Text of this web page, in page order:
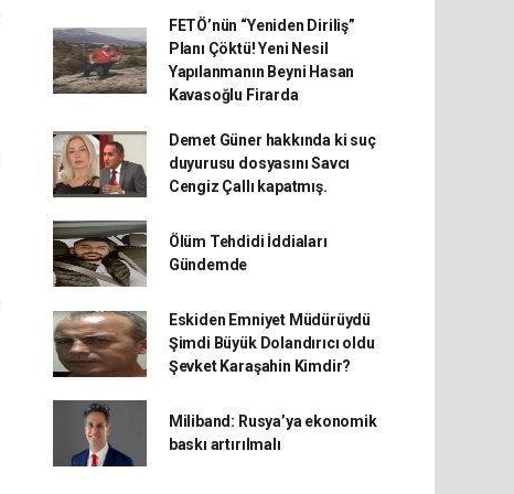
FETÖ’nün “Yeniden Diriliş”
Planı Çöktü! Yeni Nesil
Yapılanmanın Beyni Hasan
Kavasoğlu Firarda
Demet Güner hakkında ki suç
duyurusu dosyasını Savcı
Cengiz Çallı kapatmış.
Ölüm Tehdidi İddiaları
Gündemde
Eskiden Emniyet Müdürüydü
Şimdi Büyük Dolandırıcı oldu
Şevket Karaşahin Kimdir?
Miliband: Rusya’ya ekonomik
baskı artırılmalı